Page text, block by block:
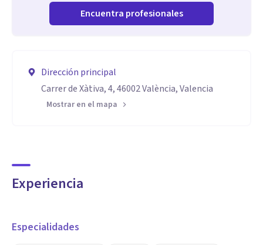
Encuentra profesionales
Dirección principal
Carrer de Xàtiva, 4, 46002 València, Valencia
Mostrar en el mapa
Experiencia
Especialidades